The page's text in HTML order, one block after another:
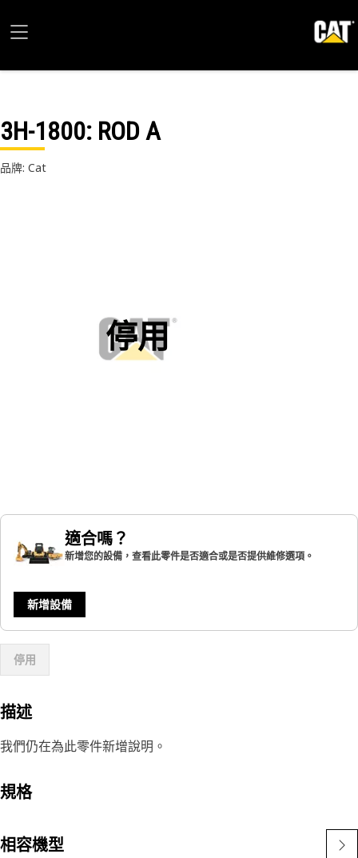
3H-1800: ROD A
品牌: Cat
停用
適合嗎？
新增您的設備，查看此零件是否適合或是否提供維修選項。
新增設備
停用
描述
我們仍在為此零件新增說明。
規格
相容機型